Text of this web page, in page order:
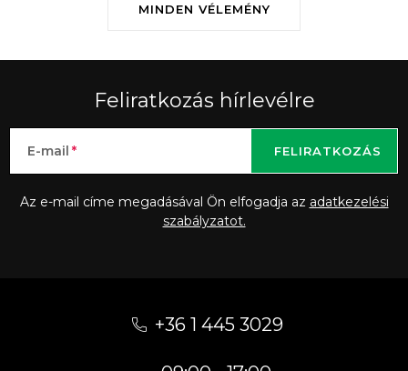
MINDEN VÉLEMÉNY
Feliratkozás hírlevélre
E-mail
Az e-mail címe megadásával Ön elfogadja az adatkezelési
szabályzatot.
FELIRATKOZÁS
+36 1 445 3029